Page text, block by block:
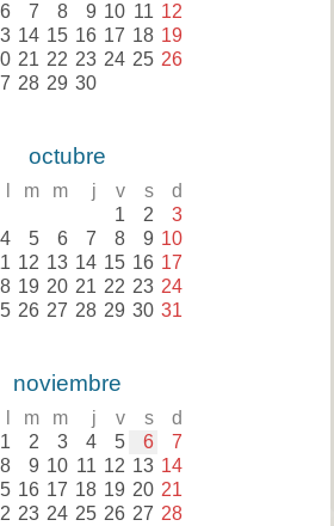
6 7 8 9 10 11 12
14 15 16 17 18 19
21 22 23 24 25 26
28 29 30
octubre
m m j v s d
1 2 3
4 5 6 7 8 9 10
12 13 14 15 16 17
19 20 21 22 23 24
26 27 28 29 30 31
noviembre
m m j v s d
1 2 3 4 5 6 7
8 9 10 11 12 13 14
16 17 18 19 20 21
23 24 25 26 27 28